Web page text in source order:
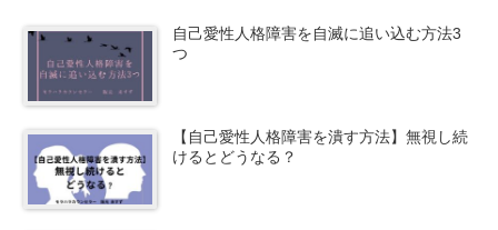
自己愛性人格障害を自滅に追い込む方法3
つ
【自己愛性人格障害を潰す方法】無視し続
けるとどうなる？